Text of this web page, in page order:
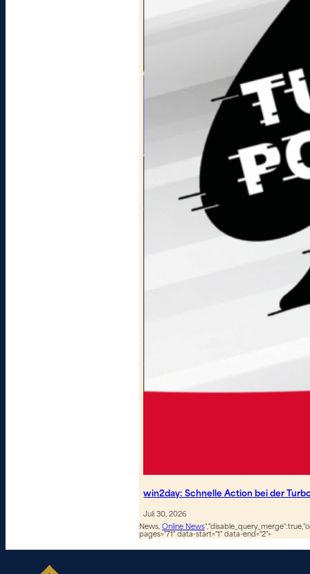
win2day: Schnelle Action bei der
Juli 30, 2026
News, Online News
pages="71" data-start="1" data-end="2">